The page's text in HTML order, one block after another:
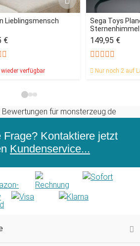
Lieblingsmensch
€
wieder verfügbar
Sega Toys
149,95 €
Nur noch 2 auf
Frage? Kontaktiere jetzt
Kundenservice...